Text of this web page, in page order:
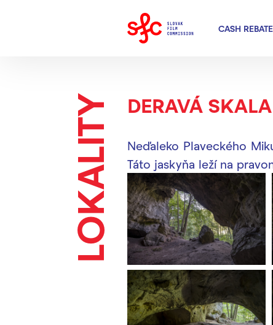
CASH REBATE
LOKALITY DERAVÁ SKALA
Neďaleko Plaveckého
Táto jaskyňa leží na